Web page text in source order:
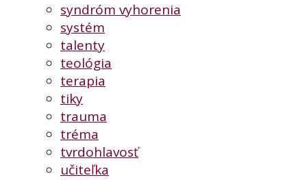
syndróm vyhorenia
systém
talenty
teológia
terapia
tiky
trauma
tréma
tvrdohlavosť
učiteľka